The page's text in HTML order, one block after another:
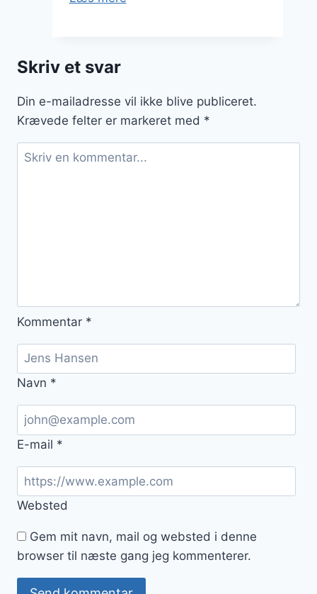
Skriv et svar
Din e-mailadresse vil ikke blive publiceret.
Krævede felter er markeret med *
Kommentar *
Navn *
E-mail *
Websted
Gem mit navn, mail og websted i denne
browser til næste gang jeg kommenterer.